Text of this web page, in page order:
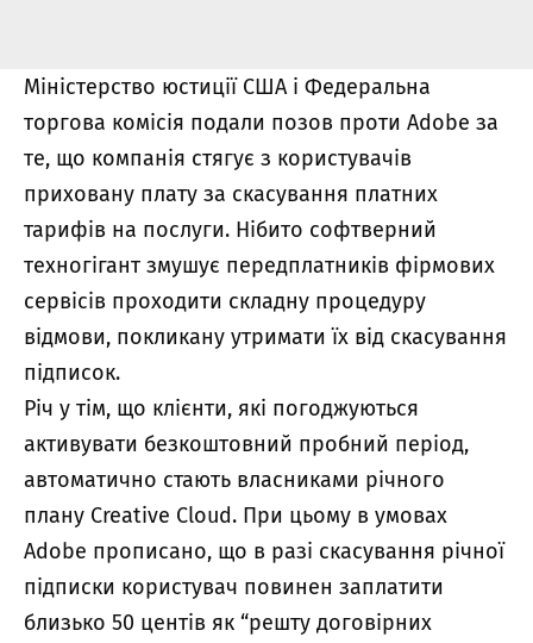
Міністерство юстиції США і Федеральна
торгова комісія подали позов проти Adobe за
те, що компанія стягує з користувачів
приховану плату за скасування платних
тарифів на послуги. Нібито софтверний
техногігант змушує передплатників фірмових
сервісів проходити складну процедуру
відмови, покликану утримати їх від скасування
підписок.
Річ у тім, що клієнти, які погоджуються
активувати безкоштовний пробний період,
автоматично стають власниками річного
плану Creative Cloud. При цьому в умовах
Adobe прописано, що в разі скасування річної
підписки користувач повинен заплатити
близько 50 центів як “решту договірних